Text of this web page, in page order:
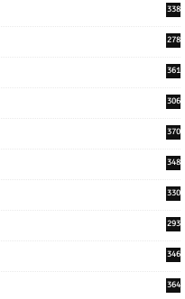
338
278
361
306
370
348
330
293
346
364